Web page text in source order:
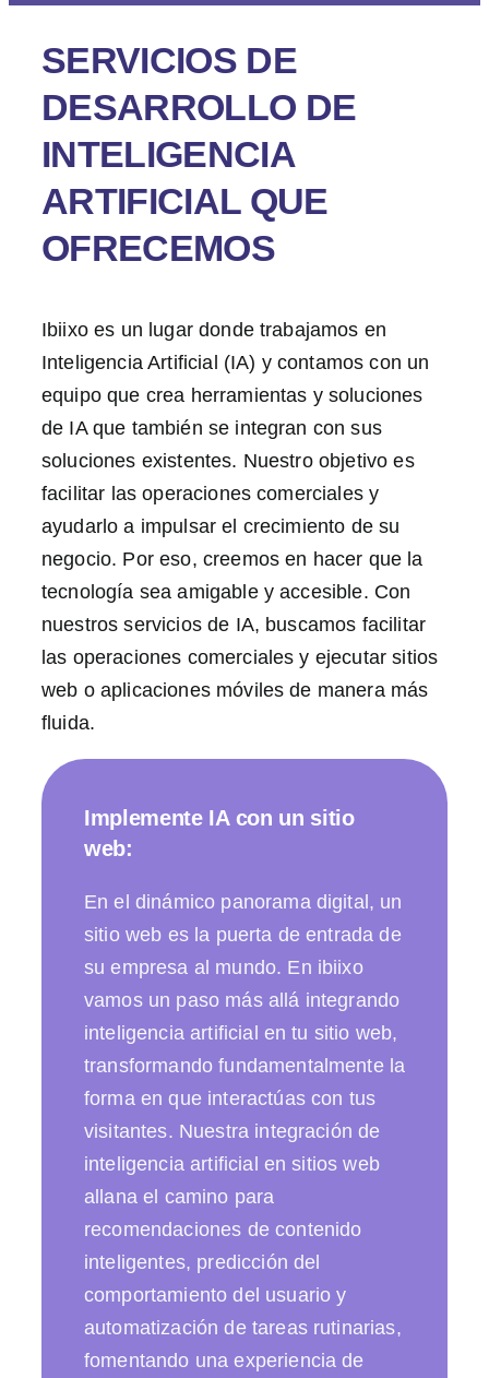
SERVICIOS DE
DESARROLLO DE
INTELIGENCIA
ARTIFICIAL QUE
OFRECEMOS
Ibiixo es un lugar donde trabajamos en
Inteligencia Artificial (IA) y contamos con un
equipo que crea herramientas y soluciones
de IA que también se integran con sus
soluciones existentes. Nuestro objetivo es
facilitar las operaciones comerciales y
ayudarlo a impulsar el crecimiento de su
negocio. Por eso, creemos en hacer que la
tecnología sea amigable y accesible. Con
nuestros servicios de IA, buscamos facilitar
las operaciones comerciales y ejecutar sitios
web o aplicaciones móviles de manera más
fluida.
Implemente IA con un sitio
web:
En el dinámico panorama digital, un
sitio web es la puerta de entrada de
su empresa al mundo. En ibiixo
vamos un paso más allá integrando
inteligencia artificial en tu sitio web,
transformando fundamentalmente la
forma en que interactúas con tus
visitantes. Nuestra integración de
inteligencia artificial en sitios web
allana el camino para
recomendaciones de contenido
inteligentes, predicción del
comportamiento del usuario y
automatización de tareas rutinarias,
fomentando una experiencia de